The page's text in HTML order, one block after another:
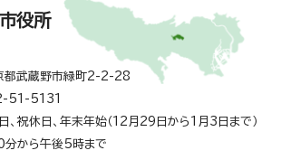
役所
武蔵野市緑町2-2-28
51-5131
、祝休日、年末年始（12月29日から1月3日まで）
分から午後5時まで